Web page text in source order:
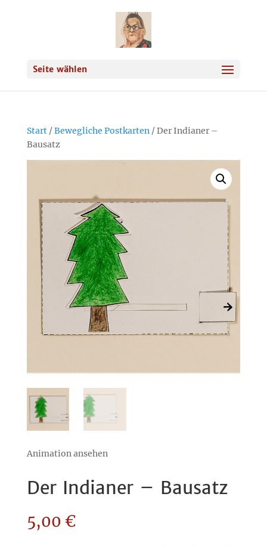
Seite wählen
Start/Bewegliche Postkarten/ Der Indianer –
Bausatz
Animation ansehen
Der Indianer – Bausatz
5,00 €